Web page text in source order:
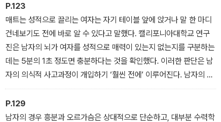
P.123
매트는 성적으로 끌리는 여자는 자기 테이블 앞에 앉거나 말 한 마디
건네보기도 전에 바로 알 수 있다고 말했다. 캘리포니아대학교 연구
진은 남자의 뇌가 여자를 성적으로 매력이 있는지 없는지를 구분하는
데는 5분의 1초 정도면 충분하다는 것을 확인했다. 이러한 판단은 남
자의 의식적 사고과정이 개입하기 ‘훨씬 전에’ 이루어진다. 남자의 허
리 아래 있는 뇌가 먼저 알아차리는 경우도 자주 있다.
P.129
남자의 경우 흥분과 오르가슴은 상대적으로 단순하고, 대부분 수력학